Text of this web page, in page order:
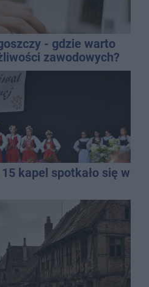
- gdzie warto
zawodowych?
kapel spotkało się w